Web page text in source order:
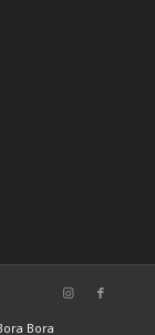
Bora